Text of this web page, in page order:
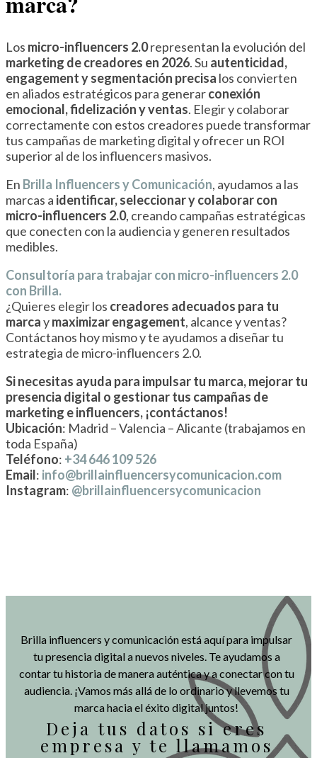
Los micro-influencers 2.0representan la evolución del
marketing de creadores en 2026. Su autenticidad,
engagement y segmentación precisa los convierten
en aliados estratégicos para generarconexión
emocional, fidelización y ventas. Elegir y colaborar
correctamente con estos creadores puede transformar
tus campañas de marketing digital y ofrecer un ROI
superior al de los influencers masivos.
En Brilla Influencers y Comunicación, ayudamos a las
marcas a identificar, seleccionar y colaborar con
micro-influencers 2.0, creando campañas estratégicas
que conecten con la audiencia y generen resultados
medibles.
Consultoría para trabajar con micro-influencers 2.0
con Brilla.
¿Quieres elegir los creadores adecuados para tu
marcaymaximizar engagement, alcance y ventas?
Contáctanos hoy mismo y te ayudamos a diseñar tu
estrategia de micro-influencers 2.0.
Si necesitas ayuda para impulsar tu marca, mejorar tu
presencia digital o gestionar tus campañas de
marketing e influencers, ¡contáctanos!
Ubicación: Madrid – Valencia – Alicante (trabajamos en
toda España)
Teléfono: +34 646 109 526
Email: info@brillainfluencersycomunicacion.com
Instagram: @brillainfluencersycomunicacion
Brilla influencers y comunicación está aquí para impulsar
tu presencia digital a nuevos niveles. Te ayudamos a
contar tu historia de manera auténtica y a conectar con tu
audiencia. ¡Vamos más allá de lo ordinario y llevemos tu
marca hacia el éxito digital juntos!
Deja tus datos si eres
empresa y te llamamos